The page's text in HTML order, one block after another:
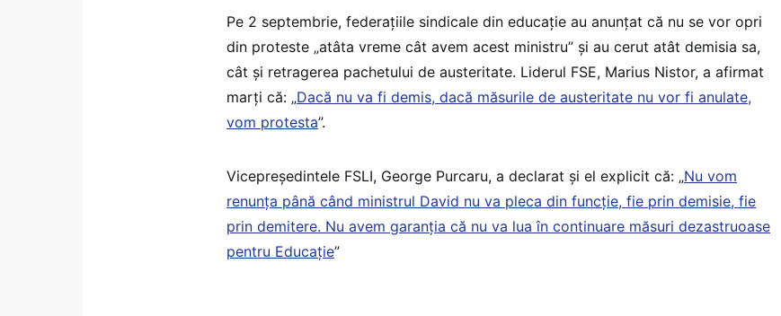
Pe 2 septembrie, federațiile sindicale din educație au anunțat că nu se vor opri
din proteste „atâta vreme cât avem acest ministru” și au cerut atât demisia sa,
cât și retragerea pachetului de austeritate. Liderul FSE, Marius Nistor, a afirmat
marți că: „Dacă nu va fi demis, dacă măsurile de austeritate nu vor fi anulate,
vom protesta”.
Vicepreședintele FSLI, George Purcaru, a declarat și el explicit că: „Nu vom
renunța până când ministrul David nu va pleca din funcție, fie prin demisie, fie
prin demitere. Nu avem garanția că nu va lua în continuare măsuri dezastruoase
pentru Educație”